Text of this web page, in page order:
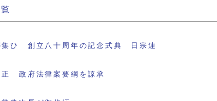
集ひ 創立八十周年の記念式典 日宗連
正 政府法律案要綱を諒承